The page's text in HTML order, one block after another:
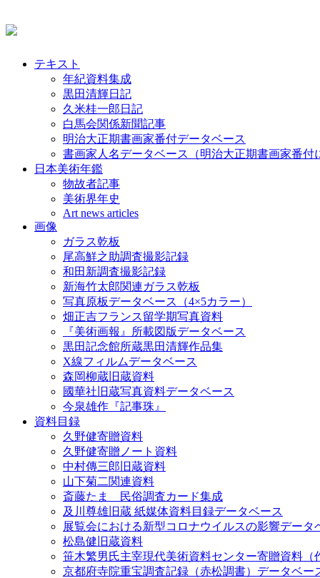
テキスト
年紀資料集成
黒田清輝日記
久米桂一郎日記
白馬会関係新聞記事
明治大正期書画家番付データベース
書画家人名データベース（明治大正期書画家番付
日本美術年鑑
物故者記事
美術界年史
Art news articles
画像
ガラス乾板
尾高鮮之助調査撮影記録
和田新調査撮影記録
新海竹太郎関連ガラス乾板
写真原板データベース（4×5カラー）
畑正吉フランス留学期写真資料
『美術画報』所載図版データベース
黒田記念館所蔵黒田清輝作品集
X線フィルムデータベース
森岡柳蔵旧蔵資料
國華社旧蔵写真資料データベース
今泉雄作『記事珠』
資料目録
久野健寄贈資料
久野健寄贈ノート資料
中村傳三郎旧蔵資料
山下菊二関連資料
斎藤たま 民俗調査カード集成
及川尊雄旧蔵 紙媒体資料目録データベース
展覧会における新型コロナウイルスの影響データ
松島健旧蔵資料
笹木繁男氏主宰現代美術資料センター寄贈資料（
京都府寺院重宝調査記録（赤松調書）データベー